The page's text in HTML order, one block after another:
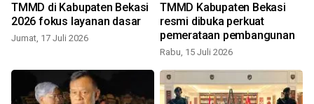
TMMD di Kabupaten Bekasi
2026 fokus layanan dasar
Jumat, 17 Juli 2026
TMMD Kabupaten Bekasi
resmi dibuka perkuat
pemerataan pembangunan
Rabu, 15 Juli 2026